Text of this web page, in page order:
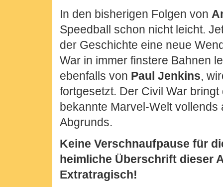
In den bisherigen Folgen von
Speedball schon nicht leicht.
der Geschichte eine neue
War in immer finstere Bahnen
ebenfalls von Paul Jenkins,
fortgesetzt. Der Civil War
bekannte Marvel-Welt vollends
Abgrunds.
Keine Verschnaufpause für
heimliche Überschrift dieser
Extratragisch!